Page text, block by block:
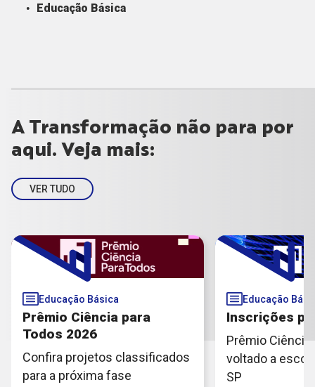
Educação Básica
A Transformação não para por
aqui. Veja mais:
VER TUDO
Educação Básica
Prêmio Ciência para
Todos 2026
Confira projetos classificados
para a próxima fase
Educação
Inscrições
Prêmio Ciência
voltado a
SP